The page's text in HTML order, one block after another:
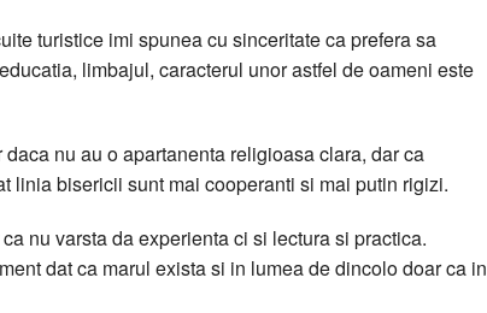
turistice imi spunea cu sinceritate ca prefera sa
limbajul, caracterul unor astfel de oameni este
nu au o apartanenta religioasa clara, dar ca
linia bisericii sunt mai cooperanti si mai putin rigizi.
nu varsta da experienta ci si lectura si practica.
dat ca marul exista si in lumea de dincolo doar ca in